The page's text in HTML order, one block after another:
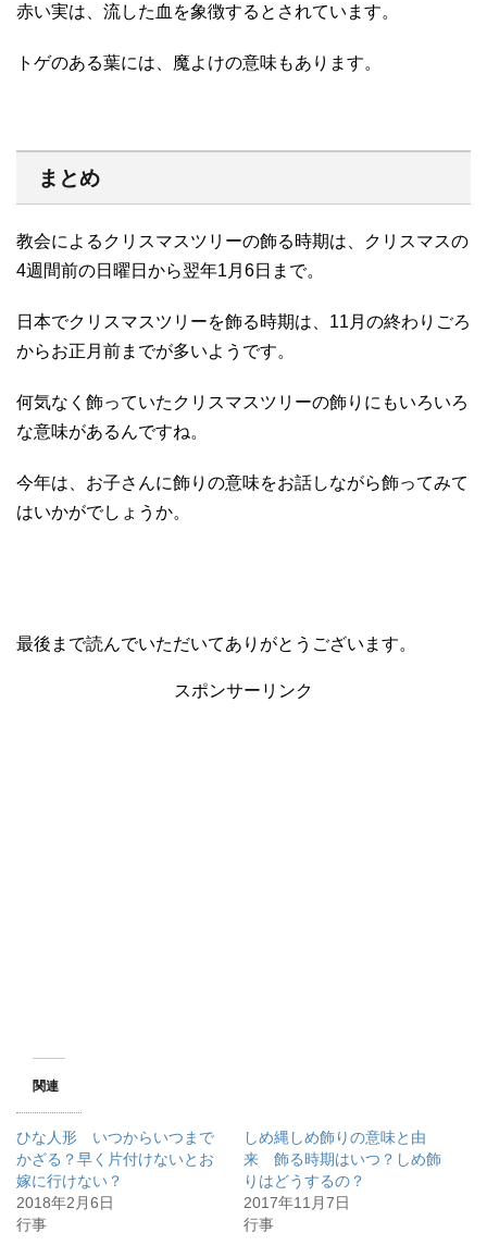
赤い実は、流した血を象徴するとされています。
トゲのある葉には、魔よけの意味もあります。
まとめ
教会によるクリスマスツリーの飾る時期は、クリスマスの
4週間前の日曜日から翌年1月6日まで。
日本でクリスマスツリーを飾る時期は、11月の終わりごろ
からお正月前までが多いようです。
何気なく飾っていたクリスマスツリーの飾りにもいろいろ
な意味があるんですね。
今年は、お子さんに飾りの意味をお話しながら飾ってみて
はいかがでしょうか。
最後まで読んでいただいてありがとうございます。
スポンサーリンク
関連
ひな人形 いつからいつまで
かざる？早く片付けないとお
嫁に行けない？
2018年2月6日
行事
しめ縄しめ飾りの意味と由
来 飾る時期はいつ？しめ飾
りはどうするの？
2017年11月7日
行事